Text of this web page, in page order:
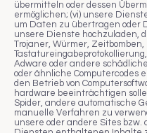
übermitteln oder dessen
ermöglichen; (vi) unsere
um Daten zu übertragen oder
unsere Dienste hochzuladen,
Trojaner, Würmer, Zeitbomben,
Adware oder andere
oder ähnliche Computercodes
den Betrieb von
hardware beeinträchtigen
Spider, andere automatische
manuelle Verfahren zu
unsere oder andere Sites bzw.